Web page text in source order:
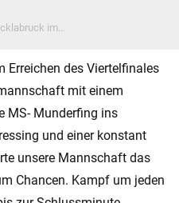
im…
Erreichen des Viertelfinales
mit einem
MS- Munderfing ins
und einer konstant
unsere Mannschaft das
Chancen. Kampf um jeden